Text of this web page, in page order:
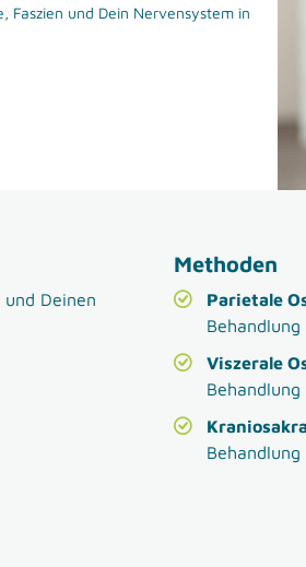
Faszien und Dein Nervensystem in
Deinen
Methoden
Parietale
Viszerale
Behandlung